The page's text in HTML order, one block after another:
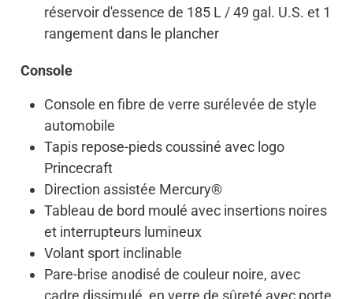
réservoir d'essence de 185 L / 49 gal. U.S. et 1
rangement dans le plancher
Console
Console en fibre de verre surélevée de style
automobile
Tapis repose-pieds coussiné avec logo
Princecraft
Direction assistée Mercury®
Tableau de bord moulé avec insertions noires
et interrupteurs lumineux
Volant sport inclinable
Pare-brise anodisé de couleur noire, avec
cadre dissimulé, en verre de sûreté avec porte